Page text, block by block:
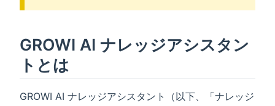
GROWI AI ナレッジアシスタン
トとは
GROWI AI ナレッジアシスタント（以下、「ナレッジ